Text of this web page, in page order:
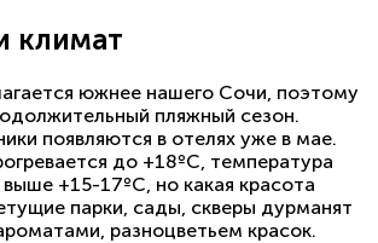
климат
южнее нашего Сочи, поэтому
пляжный сезон.
появляются в отелях уже в мае.
до +18ºС, температура
+15-17ºС, но какая красота
парки, сады, скверы дурманят
разноцветьем красок.